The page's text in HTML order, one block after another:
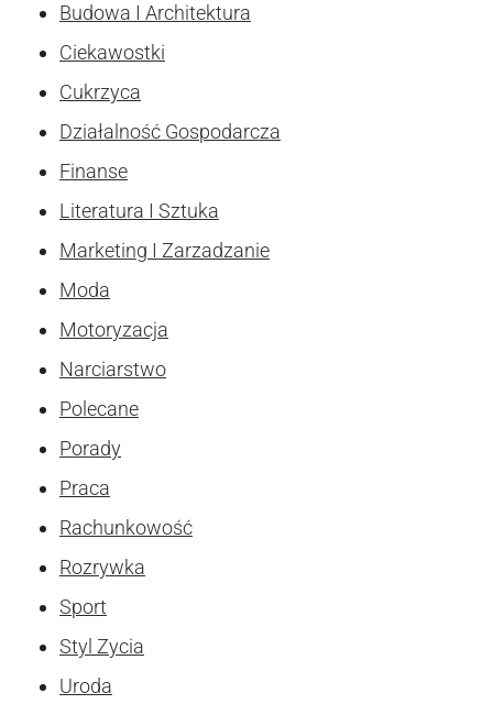
Budowa I Architektura
Ciekawostki
Cukrzyca
Działalność Gospodarcza
Finanse
Literatura I Sztuka
Marketing I Zarzadzanie
Moda
Motoryzacja
Narciarstwo
Polecane
Porady
Praca
Rachunkowość
Rozrywka
Sport
Styl Zycia
Uroda